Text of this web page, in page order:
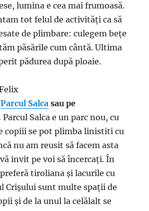
lumina e cea mai frumoasă.
tot felul de activități ca să
de plimbare: culegem bețe
păsările cum cântă. Ultima
pădurea după ploaie.
Parcul Salca sau pe
Parcul Salca e un parc nou, cu
copiii se pot plimba linistiti cu
nu am reusit să facem asta
invit pe voi să încercați. În
tiroliana și lacurile cu
Crișului sunt multe spații de
și de la unul la celălalt se